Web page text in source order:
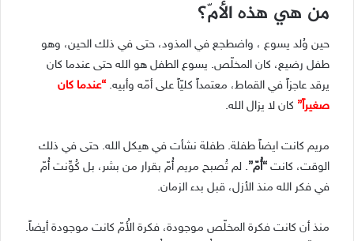
من هي هذه الأمّ؟
حين وُلد يسوع ، واضطجع في المذود، حتى في ذلك الحين، وهو
طفل رضيع، كان المخلّص. يسوع الطفل هو الله حتى عندما كان
يرقد عاجزاً في القماط، معتمداً كليّاً على أمّه وأبيه. “عندما كان
صغيراً” كان لا يزال الله.
مريم كانت ايضاً طفلة. طفلة نشأت في هيكل الله. حتى في ذلك
الوقت، كانت “أُمّ”. لم تُصبح مريم أُمّ بقرار من بشر، بل كُوِّنت أُمّ
في فكر الله منذ الأزل، قبل بدء الزمان.
منذ أن كانت فكرة المخلّص موجودة، فكرة الأُمّ كانت موجودة أيضاً.